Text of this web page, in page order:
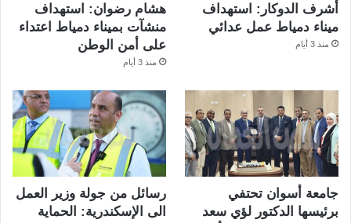
أشرف الدوكار: استهداف
ميناء دمياط عمل عدائي
منذ 3 أيام
هشام رضوان: استهداف
منشآت بميناء دمياط اعتداء
على أمن الوطن
منذ 3 أيام
جامعة أسوان تحتفي
برئيسها الدكتور لؤي سعد
رسائل من جولة وزير العمل
الى الإسكندرية: الحماية